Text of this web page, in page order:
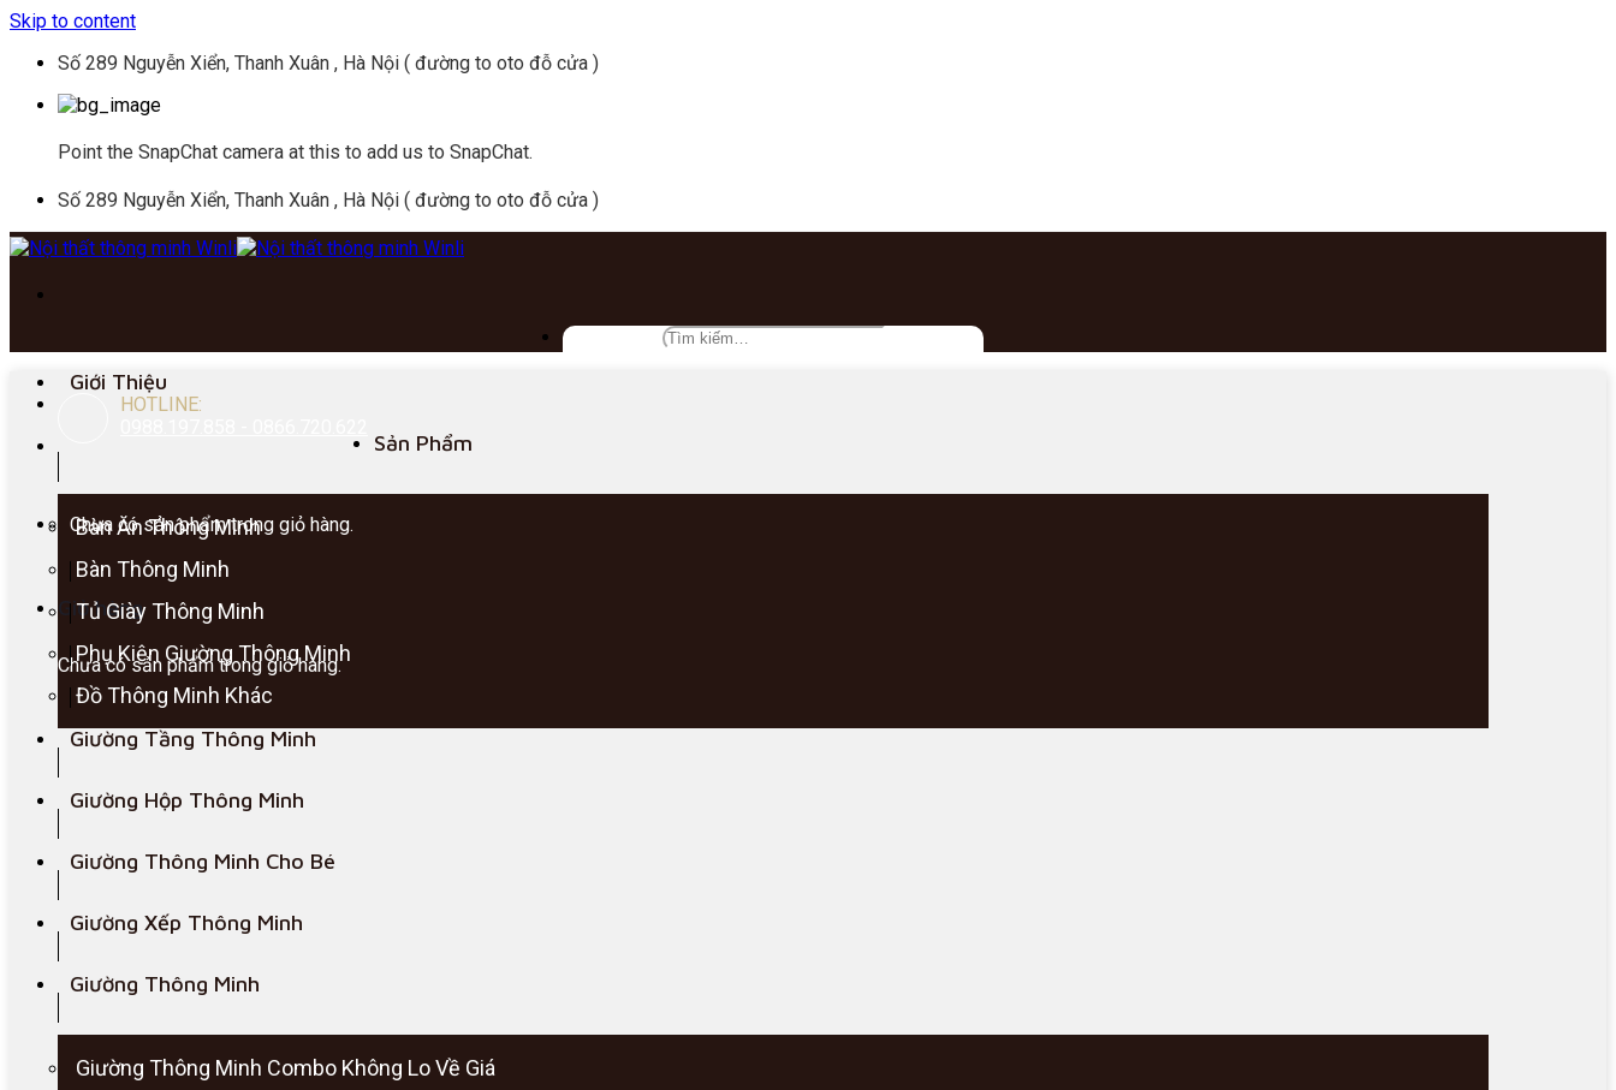
Skip to content
Số 289 Nguyễn Xiển, Thanh Xuân , Hà Nội ( đường to oto đỗ cửa )
Point the SnapChat camera at this to add us to SnapChat.
Số 289 Nguyễn Xiển, Thanh Xuân , Hà Nội ( đường to oto đỗ cửa )
HOTLINE:
Chưa có sản phẩm trong giỏ hàng.
Giỏ hàng
Chưa có sản phẩm trong giỏ hàng.
Giới Thiệu
Sản Phẩm
Bàn Ăn Thông Minh
Bàn Thông Minh
Tủ Giày Thông Minh
Phụ Kiện Giường Thông Minh
Đồ Thông Minh Khác
Giường Tầng Thông Minh
Giường Hộp Thông Minh
Giường Thông Minh Cho Bé
Giường Xếp Thông Minh
Giường Thông Minh
Giường Thông Minh Combo Không Lo Về Giá